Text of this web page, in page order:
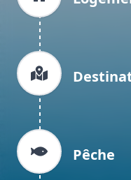
Pêche